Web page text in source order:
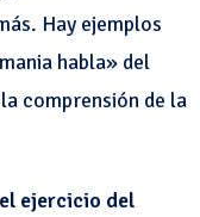
Hay ejemplos
habla» del
comprensión de la
ejercicio del